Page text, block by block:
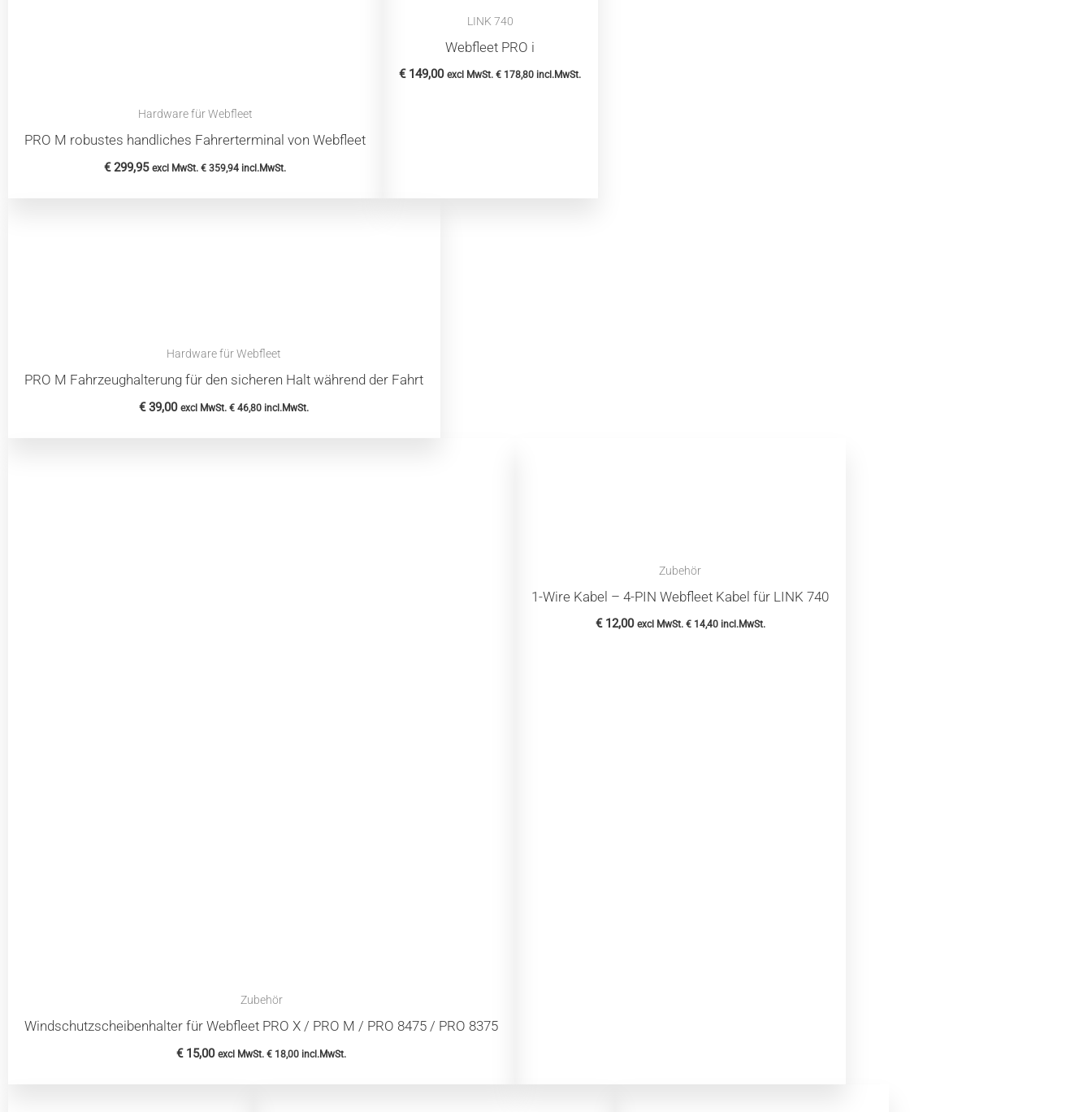
Hardware für Webfleet
PRO M robustes handliches Fahrerterminal von Webfleet
€299,95 excl MwSt.€ 359,94 incl.MwSt.
LINK 740
Webfleet PRO i
€149,00 excl MwSt.€ 178,80 incl.MwSt.
Hardware für Webfleet
PRO M Fahrzeughalterung für den sicheren Halt während der Fahrt
€39,00 excl MwSt.€ 46,80 incl.MwSt.
Zubehör
Windschutzscheibenhalter für Webfleet PRO X / PRO M / PRO 8475 / PRO 8375
€15,00 excl MwSt.€ 18,00 incl.MwSt.
Zubehör
1-Wire Kabel – 4-PIN Webfleet Kabel für LINK 740
€12,00 excl MwSt. €14,40incl.MwSt.